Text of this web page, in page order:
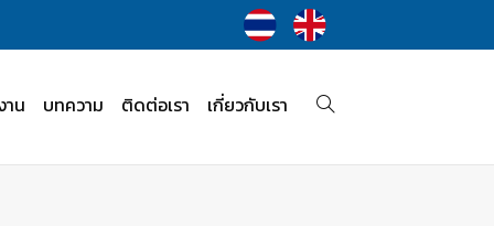
าน บทความ ติดต่อเรา เกี่ยวกับเรา